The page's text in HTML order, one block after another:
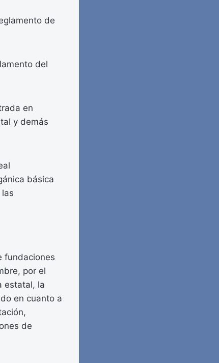
de
del
en
y demás
básica
fundaciones
por el
estatal, la
en cuanto a
de